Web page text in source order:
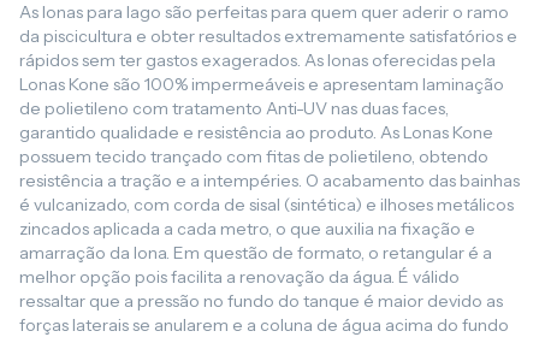
As lonas para lago são perfeitas para quem quer aderir o ramo
da piscicultura e obter resultados extremamente satisfatórios e
rápidos sem ter gastos exagerados. As lonas oferecidas pela
Lonas Kone são 100% impermeáveis e apresentam laminação
de polietileno com tratamento Anti-UV nas duas faces,
garantido qualidade e resistência ao produto. As Lonas Kone
possuem tecido trançado com fitas de polietileno, obtendo
resistência a tração e a intempéries. O acabamento das bainhas
é vulcanizado, com corda de sisal (sintética) e ilhoses metálicos
zincados aplicada a cada metro, o que auxilia na fixação e
amarração da lona. Em questão de formato, o retangular é a
melhor opção pois facilita a renovação da água. É válido
ressaltar que a pressão no fundo do tanque é maior devido as
forças laterais se anularem e a coluna de água acima do fundo